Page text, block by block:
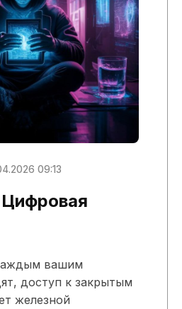
09:13
вашим
доступ к закрытым
железной